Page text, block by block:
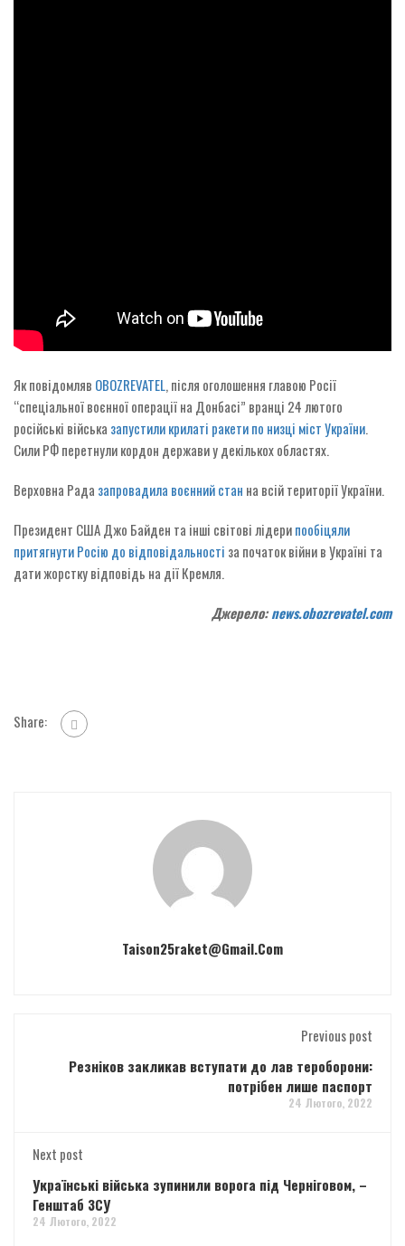
Як повідомляв OBOZREVATEL, після оголошення главою Росії
“спеціальної воєнної операції на Донбасі” вранці 24 лютого
російські війська запустили крилаті ракети по низці міст України.
Сили РФ перетнули кордон держави у декількох областях.
Верховна Рада запровадила воєнний стан на всій території України.
Президент США Джо Байден та інші світові лідерипообіцяли
притягнути Росію до відповідальності за початок війни в Україні та
дати жорстку відповідь на дії Кремля.
Джерело:news.obozrevatel.com
Share:
Taison25raket@gmail.com
Previous post
Резніков закликав вступати до лав тероборони:
потрібен лише паспорт
24 Лютого, 2022
Next post
Українські війська зупинили ворога під Черніговом, –
Генштаб ЗСУ
24 Лютого, 2022